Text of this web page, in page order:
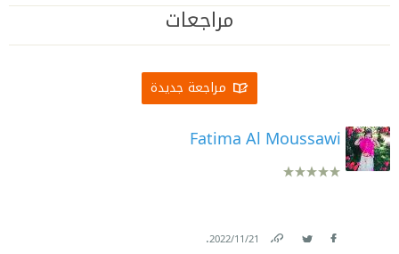
مراجعات
مراجعة جديدة
Fatima Al Moussawi
21‏/11‏/2022
.